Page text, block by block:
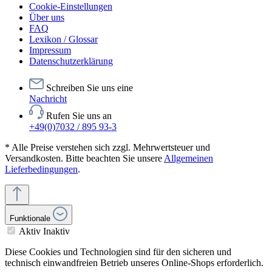
Cookie-Einstellungen
Über uns
FAQ
Lexikon / Glossar
Impressum
Datenschutzerklärung
Schreiben Sie uns eine
Nachricht
Rufen Sie uns an
+49(0)7032 / 895 93-3
* Alle Preise verstehen sich zzgl. Mehrwertsteuer und
Versandkosten. Bitte beachten Sie unsere Allgemeinen
Lieferbedingungen.
Funktionale
Aktiv Inaktiv
Diese Cookies und Technologien sind für den sicheren und
technisch einwandfreien Betrieb unseres Online-Shops erforderlich.